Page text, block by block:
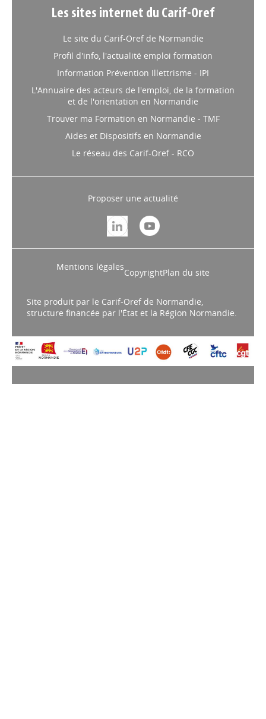
Les sites internet du Carif-Oref
Le site du Carif-Oref de Normandie
Profil d'info, l'actualité emploi formation
Information Prévention Illettrisme - IPI
L'Annuaire des acteurs de l'emploi, de la formation
et de l'orientation en Normandie
Trouver ma Formation en Normandie - TMF
Aides et Dispositifs en Normandie
Le réseau des Carif-Oref - RCO
Proposer une actualité
Mentions légales
CopyrightPlan du site
Site produit par le Carif-Oref de Normandie,
structure financée par l'État et la Région Normandie.